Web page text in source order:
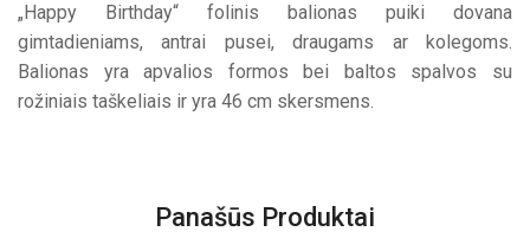
„Happy Birthday“ folinis balionas puiki dovana
gimtadieniams, antrai pusei, draugams ar kolegoms.
Balionas yra apvalios formos bei baltos spalvos su
rožiniais taškeliais ir yra 46 cm skersmens.
Panašūs Produktai